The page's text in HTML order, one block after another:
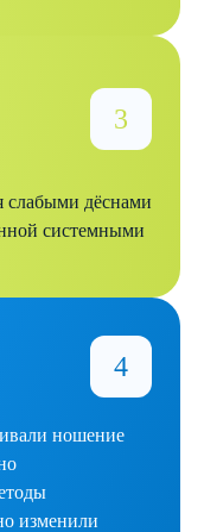
слабыми дёснами
системными
ношение
изменили